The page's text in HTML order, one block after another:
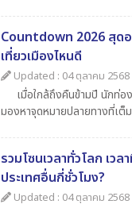
ดี ๆ ก็สามารถไป เที่ยวต่างปร
กระเป๋า วันนี้ 365Travel(ทัวร์
เสนอ 5 เทคนิคเที่ยวต่างประเ
จะช่วยให้นักท่องเที่ยวทุกคนส
ประสบการณ์ใหม่ ๆ ได้อย่างคุ้
Countdown 2026 สุด
เที่ยวเมืองไหนดี
Updated : 04 ตุลาคม 2568
เมื่อใกล้ถึงคืนข้ามปี นักท่อ
มองหาจุดหมายปลายทางที่เต็
365Travel(ทัวร์365วัน) มี 4 ป
นต์ดาวน์ 2026 ที่ไม่ควรพลาดม
รวมโซนเวลาทั่วโลก เวล
ประเทศอื่นกี่ชั่วโมง?
Updated : 04 ตุลาคม 2568